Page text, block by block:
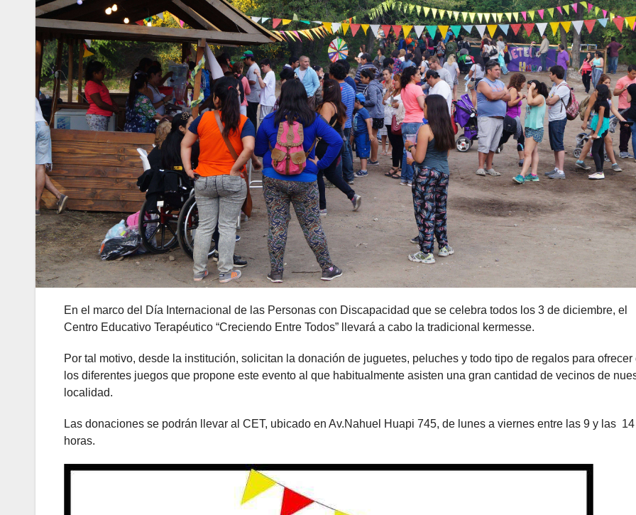
En el marco del Día Internacional de las Personas con Discapacidad que se celebra todos los 3 de diciembre, el
Centro Educativo Terapéutico “Creciendo Entre Todos” llevará a cabo la tradicional kermesse.
Por tal motivo, desde la institución, solicitan la donación de juguetes, peluches y todo tipo de regalos para ofrecer
los diferentes juegos que propone este evento al que habitualmente asisten una gran cantidad de vecinos de
localidad.
Las donaciones se podrán llevar al CET, ubicado en Av.Nahuel Huapi 745, de lunes a viernes entre las 9 y las 14
horas.